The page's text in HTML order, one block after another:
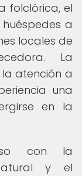
folclórica, el
a
locales de
La
atención a
una
en la
con la
y el